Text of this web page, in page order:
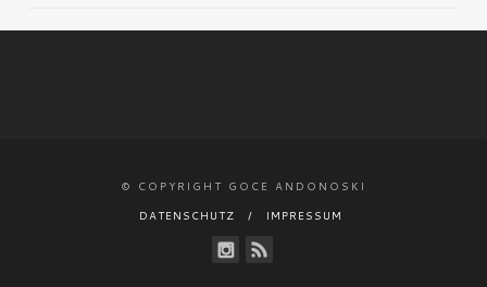
© COPYRIGHT GOCE ANDONOSKI
DATENSCHUTZ
IMPRESSUM